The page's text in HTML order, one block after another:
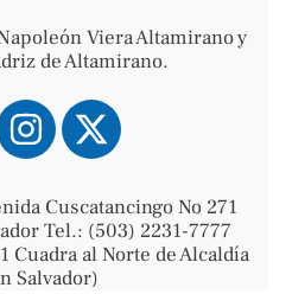
Viera Altamirano y
de Altamirano.
Cuscatancingo No 271
Tel.: (503) 2231-7777
Cuadra al Norte de Alcaldía
Salvador)